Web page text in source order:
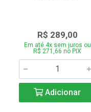
R$ 289,00
Em até 4x sem juros ou
R$ 271,66 no PIX
Adicionar